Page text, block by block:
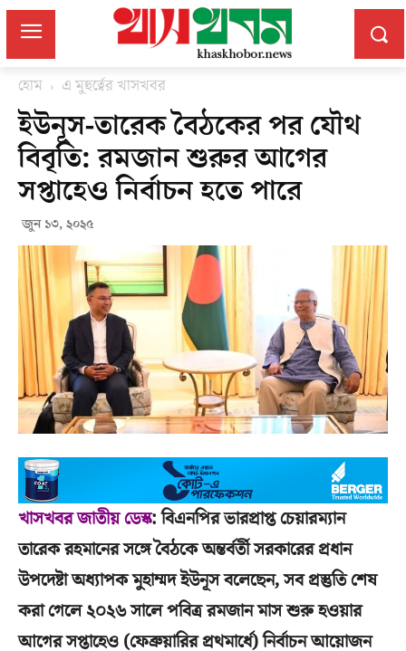
হোম এ মুহুর্ত্বের খাসখবর
ইউনূস-তারেক বৈঠকের পর যৌথ
বিবৃতি: রমজান শুরুর আগের
সপ্তাহেও নির্বাচন হতে পারে
জুন ১৩, ২০২৫
খাসখবর জাতীয় ডেস্ক: বিএনপির ভারপ্রাপ্ত চেয়ারম্যান
তারেক রহমানের সঙ্গে বৈঠকে অন্তর্বর্তী সরকারের প্রধান
উপদেষ্টা অধ্যাপক মুহাম্মদ ইউনূস বলেছেন, সব প্রস্তুতি শেষ
করা গেলে ২০২৬ সালে পবিত্র রমজান মাস শুরু হওয়ার
আগের সপ্তাহেও (ফেব্রুয়ারির প্রথমার্ধে) নির্বাচন আয়োজন